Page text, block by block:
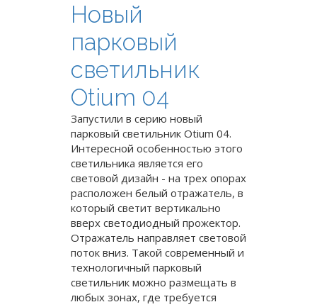
Новый
парковый
светильник
Otium 04
Запустили в серию новый
парковый светильник Otium 04.
Интересной особенностью этого
светильника является его
световой дизайн - на трех опорах
расположен белый отражатель, в
который светит вертикально
вверх светодиодный прожектор.
Отражатель направляет световой
поток вниз. Такой современный и
технологичный парковый
светильник можно размещать в
любых зонах, где требуется